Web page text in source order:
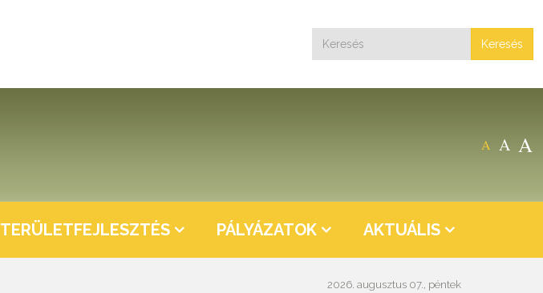
Keresés
A A A
TERÜLETFEJLESZTÉS PÁLYÁZATOK AKTUÁLIS
2026. augusztus 07., péntek